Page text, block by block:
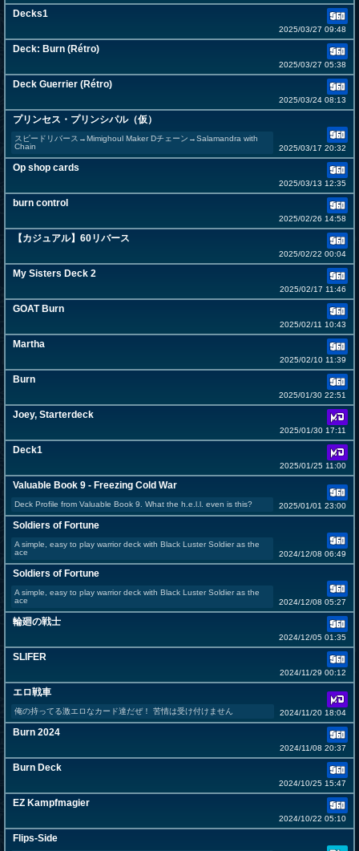
Decks1
2025/03/27 09:48
Deck: Burn (Rétro)
2025/03/27 05:38
Deck Guerrier (Rétro)
2025/03/24 08:13
プリンセス・プリンシパル（仮）
スピードリバース→Mimighoul Maker Dチェーン→Salamandra with
Chain
2025/03/17 20:32
Op shop cards
2025/03/13 12:35
burn control
2025/02/26 14:58
【カジュアル】60リバース
2025/02/22 00:04
My Sisters Deck 2
2025/02/17 11:46
GOAT Burn
2025/02/11 10:43
Martha
2025/02/10 11:39
Burn
2025/01/30 22:51
Joey, Starterdeck
2025/01/30 17:11
Deck1
2025/01/25 11:00
Valuable Book 9 - Freezing Cold War
Deck Profile from Valuable Book 9. What the h.e.l.l. even is this? 2025/01/01 23:00
Soldiers of Fortune
A simple, easy to play warrior deck with Black Luster Soldier as the
ace
2024/12/08 06:49
Soldiers of Fortune
A simple, easy to play warrior deck with Black Luster Soldier as the
ace
2024/12/08 05:27
輪廻の戦士
2024/12/05 01:35
SLIFER
2024/11/29 00:12
エロ戦車
俺の持ってる激エロなカード達だぜ！ 苦情は受け付けません 2024/11/20 18:04
Burn 2024
2024/11/08 20:37
Burn Deck
2024/10/25 15:47
EZ Kampfmagier
2024/10/22 05:10
Flips-Side